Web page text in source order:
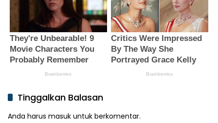
Tinggalkan Balasan
Anda harus masuk untuk berkomentar.